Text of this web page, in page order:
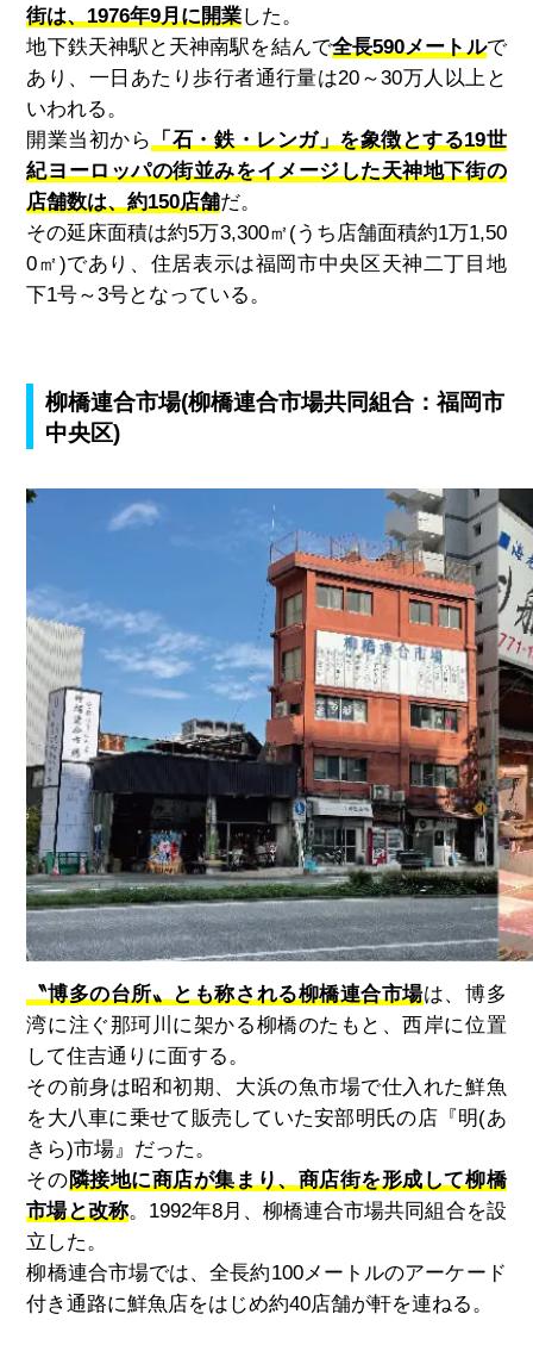
街は、1976年9月に開業した。
地下鉄天神駅と天神南駅を結んで全長590メートルで
あり、一日あたり歩行者通行量は20 ～30万人以上と
いわれる。
開業当初から「石・鉄・レンガ」を象徴とする19世
紀ヨーロッパの街並みをイメージした天神地下街の
店舗数は、約150店舗だ。
その延床面積は約5万3,300㎡ (うち店舗面積約1万1,50
0㎡ )であり、住居表示は福岡市中央区天神二丁目地
下1号～3号となっている。
柳橋連合市場(柳橋連合市場共同組合：福岡市
中央区)
〝博多の台所〟とも称される柳橋連合市場は、博多
湾に注ぐ那珂川に架かる柳橋のたもと、西岸に位置
して住吉通りに面する。
その前身は昭和初期、大浜の魚市場で仕入れた鮮魚
を大八車に乗せて販売していた安部明氏の店『明(あ
きら)市場』だった。
その隣接地に商店が集まり、商店街を形成して柳橋
市場と改称。 1992年8月、柳橋連合市場共同組合を設
立した。
柳橋連合市場では、全長約100メートルのアーケード
付き通路に鮮魚店をはじめ約40店舗が軒を連ねる。